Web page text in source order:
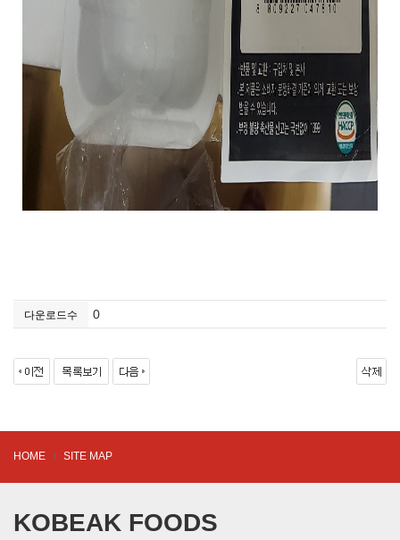
다운로드수 0
HOME SITE MAP
KOBEAK FOODS